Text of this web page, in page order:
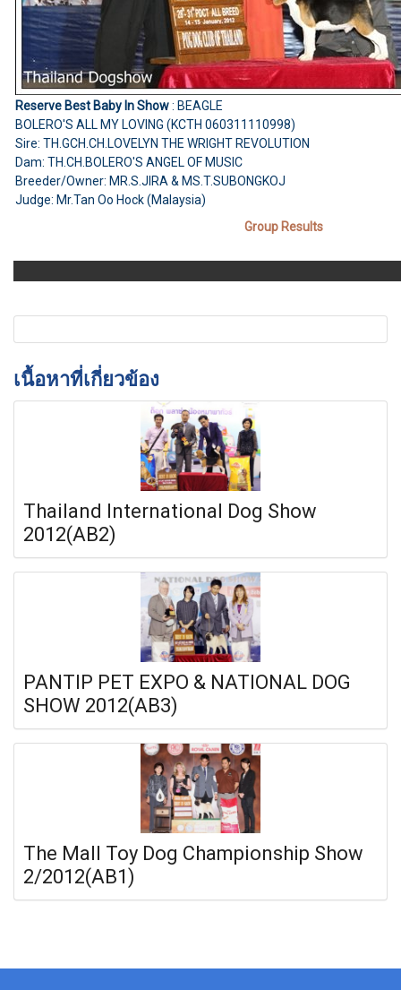
Reserve Best Baby In Show: BEAGLE
BOLERO'S ALL MY LOVING (KCTH 060311110998)
Sire: TH.GCH.CH.LOVELYN THE WRIGHT REVOLUTION
Dam: TH.CH.BOLERO'S ANGEL OF MUSIC
Breeder/Owner: MR.S.JIRA & MS.T.SUBONGKOJ
Judge: Mr.Tan Oo Hock (Malaysia)
Group Results
เนื้อหาที่เกี่ยวข้อง
Thailand International Dog Show
2012(AB2)
PANTIP PET EXPO & NATIONAL DOG
SHOW 2012(AB3)
The Mall Toy Dog Championship Show
2/2012(AB1)